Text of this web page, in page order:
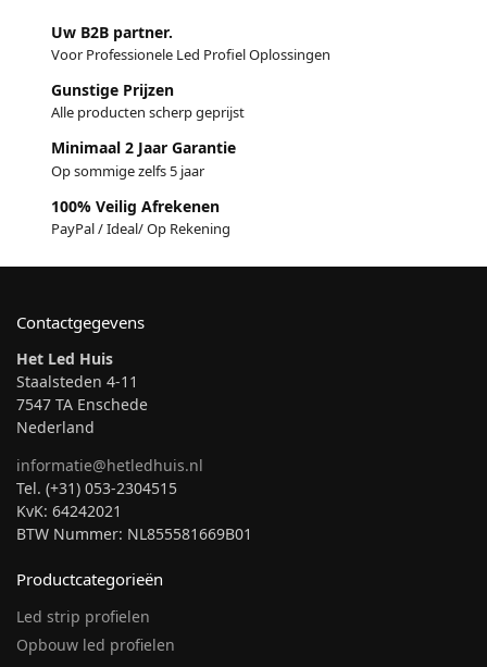
Uw B2B partner.
Voor Professionele Led Profiel Oplossingen
Gunstige Prijzen
Alle producten scherp geprijst
Minimaal 2 Jaar Garantie
Op sommige zelfs 5 jaar
100% Veilig Afrekenen
PayPal / Ideal/ Op Rekening
Contactgegevens
Het Led Huis
Staalsteden 4-11
7547 TA Enschede
Nederland
informatie@hetledhuis.nl
Tel. (+31) 053-2304515
KvK: 64242021
BTW Nummer: NL855581669B01
Productcategorieën
Led strip profielen
Opbouw led profielen